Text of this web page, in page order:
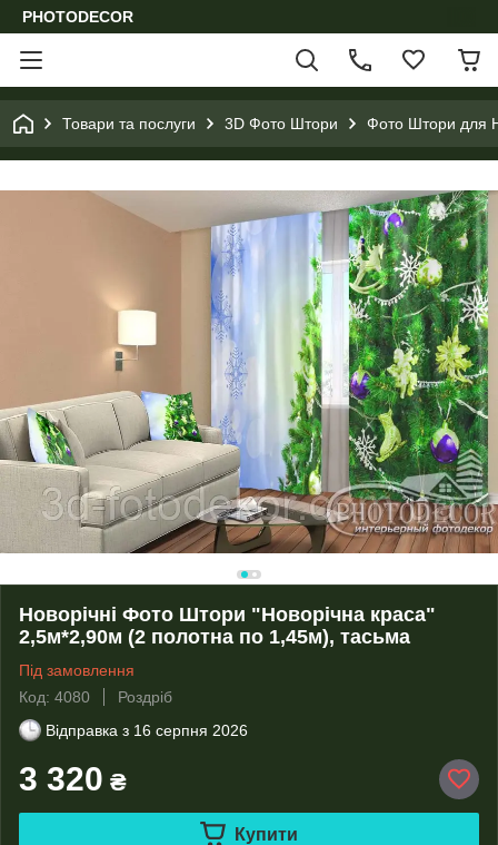
PHOTODECOR
Товари та послуги 3D Фото Штори Фото Штори для
Новорічні Фото Штори "Новорічна краса"
2,5м*2,90м (2 полотна по 1,45м), тасьма
Під замовлення
Код: 4080
Роздріб
Відправка з 16 серпня 2026
3 320 ₴
Купити